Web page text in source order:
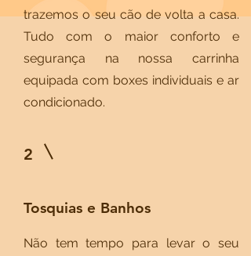
trazemos o seu cão de volta a casa.
Tudo com o maior conforto e
segurança na nossa carrinha
equipada com boxes individuais e ar
condicionado.
2
Tosquias e Banhos
Não tem tempo para levar o seu